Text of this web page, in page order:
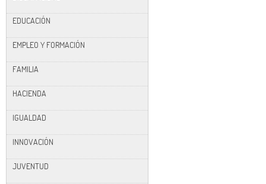
EDUCACIÓN
EMPLEO Y FORMACIÓN
FAMILIA
HACIENDA
IGUALDAD
INNOVACIÓN
JUVENTUD